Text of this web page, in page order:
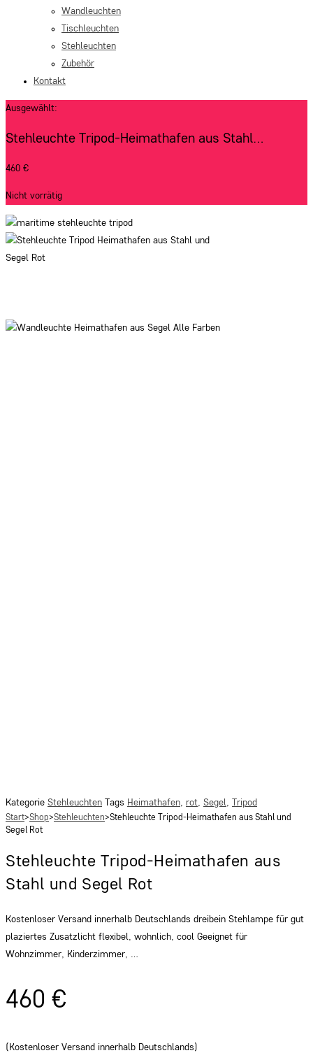
Wandleuchten
Tischleuchten
Stehleuchten
Zubehör
Kontakt
Ausgewählt:
Stehleuchte Tripod-Heimathafen aus Stahl…
460 €
Nicht vorrätig
Kategorie Stehleuchten Tags Heimathafen, rot, Segel, Tripod
Start>Shop>Stehleuchten>Stehleuchte Tripod-Heimathafen aus Stahl und
Segel Rot
Stehleuchte Tripod-Heimathafen aus
Stahl und Segel Rot
Kostenloser Versand innerhalb Deutschlands dreibein Stehlampe für gut
plaziertes Zusatzlicht flexibel, wohnlich, cool Geeignet für
Wohnzimmer, Kinderzimmer, …
460 €
(Kostenloser Versand innerhalb Deutschlands)